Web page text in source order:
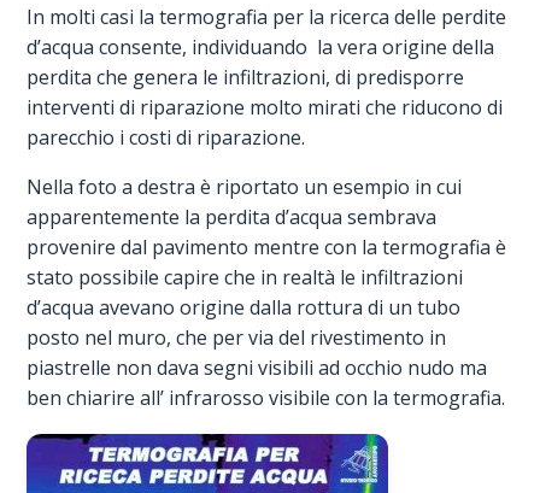
In molti casi la termografia per la ricerca delle perdite
d’acqua consente, individuando la vera origine della
perdita che genera le infiltrazioni, di predisporre
interventi di riparazione molto mirati che riducono di
parecchio i costi di riparazione.
Nella foto a destra è riportato un esempio in cui
apparentemente la perdita d’acqua sembrava
provenire dal pavimento mentre con la termografia è
stato possibile capire che in realtà le infiltrazioni
d’acqua avevano origine dalla rottura di un tubo
posto nel muro, che per via del rivestimento in
piastrelle non dava segni visibili ad occhio nudo ma
ben chiarire all’ infrarosso visibile con la termografia.